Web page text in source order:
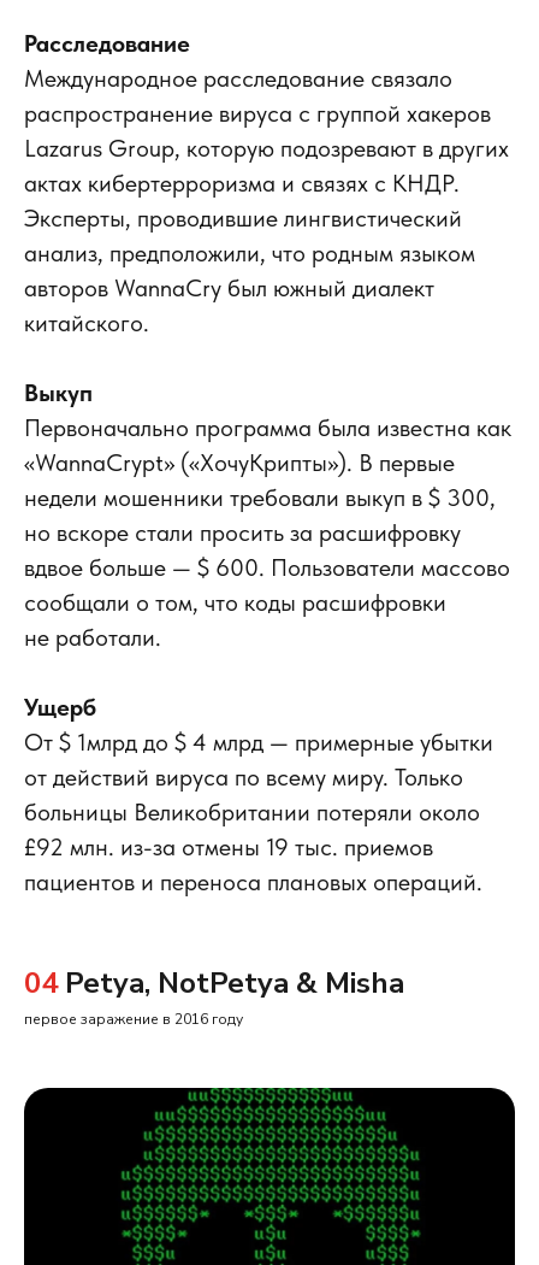
Расследование
Международное расследование связало
распространение вируса с группой хакеров
Lazarus Group, которую подозревают в других
актах кибертерроризма и связях с КНДР.
Эксперты, проводившие лингвистический
анализ, предположили, что родным языком
авторов WannaСry был южный диалект
китайского.
Выкуп
Первоначально программа была известна как
«WannaCrypt» («ХочуКрипты»). В первые
недели мошенники требовали выкуп в $ 300,
но вскоре стали просить за расшифровку
вдвое больше — $ 600. Пользователи массово
сообщали о том, что коды расшифровки
не работали.
Ущерб
От $ 1млрд до $ 4 млрд — примерные убытки
от действий вируса по всему миру. Только
больницы Великобритании потеряли около
£92 млн. из-за отмены 19 тыс. приемов
пациентов и переноса плановых операций.
04 Petya, NotPetya & Misha
первое заражение в 2016 году